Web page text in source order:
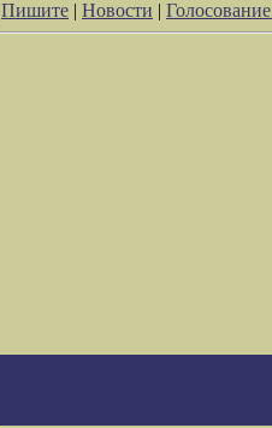
Пишите | Новости | Голосование